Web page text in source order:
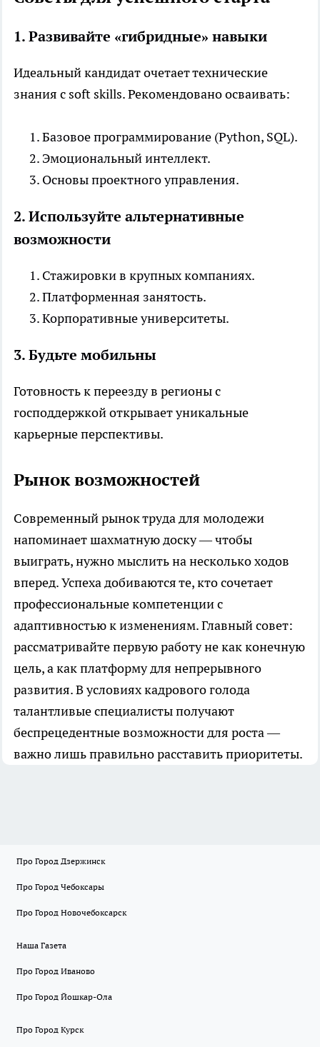
1. Развивайте «гибридные» навыки
Идеальный кандидаточетает технические
знания с soft skills. Рекомендовано осваивать:
Базовое программирование (Python, SQL).
Эмоциональный интеллект.
Основы проектного управления.
2. Используйте альтернативные
возможности
Стажировки в крупных компаниях.
Платформенная занятость.
Корпоративные университеты.
3. Будьте мобильны
Готовность к переезду в регионы с
господдержкой открывает уникальные
карьерные перспективы.
Рынок возможностей
Современный рынок труда для молодежи
напоминает шахматную доску — чтобы
выиграть, нужно мыслить на несколько ходов
вперед. Успеха добиваются те, кто сочетает
профессиональные компетенции с
адаптивностью к изменениям. Главный совет:
рассматривайте первую работу не как конечную
цель, а как платформу для непрерывного
развития. В условиях кадрового голода
талантливые специалисты получают
беспрецедентные возможности для роста —
важно лишь правильно расставить приоритеты.
Про Город Дзержинск
Про Город Чебоксары
Про Город Новочебоксарск
Наша Газета
Про Город Иваново
Про Город Йошкар-Ола
Про Город Курск